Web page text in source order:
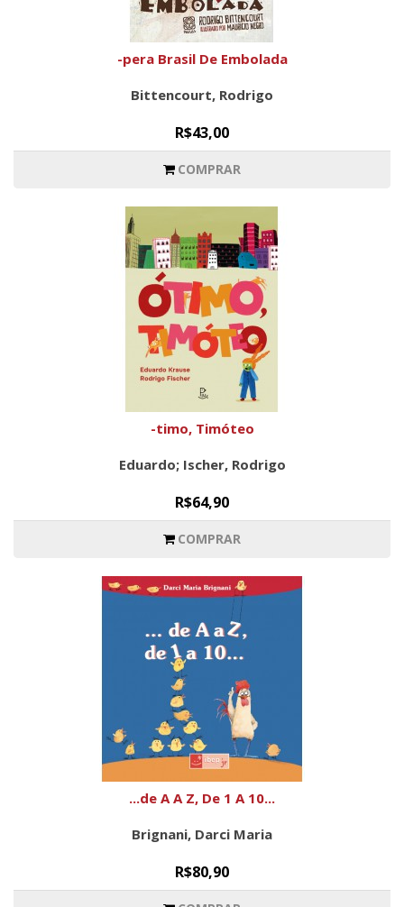
-pera Brasil De Embolada
Bittencourt, Rodrigo
R$43,00
COMPRAR
-timo, Timóteo
Eduardo; Ischer, Rodrigo
R$64,90
COMPRAR
...de A A Z, De 1 A 10...
Brignani, Darci Maria
R$80,90